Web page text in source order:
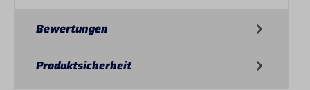
Bewertungen
Produktsicherheit